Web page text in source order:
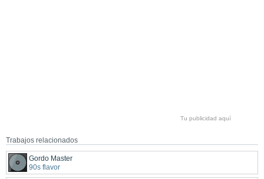
Tu publicidad aquí
Trabajos relacionados
Gordo Master
90s flavor